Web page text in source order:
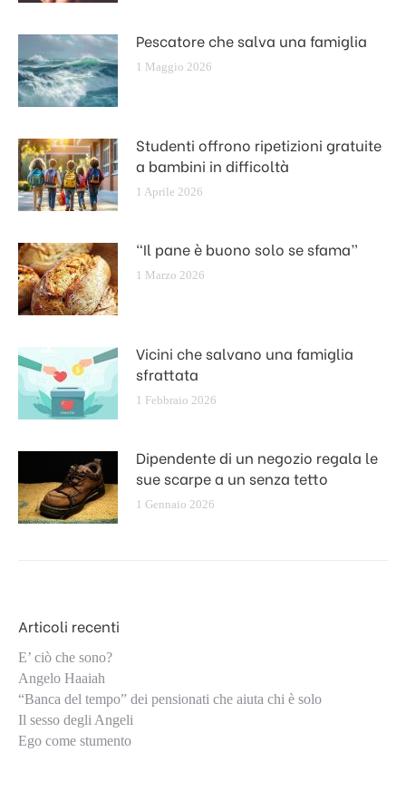
Pescatore che salva una famiglia
1 Maggio 2026
Studenti offrono ripetizioni gratuite
a bambini in difficoltà
1 Aprile 2026
“Il pane è buono solo se sfama”
1 Marzo 2026
Vicini che salvano una famiglia
sfrattata
1 Febbraio 2026
Dipendente di un negozio regala le
sue scarpe a un senza tetto
1 Gennaio 2026
Articoli recenti
E’ ciò che sono?
Angelo Haaiah
“Banca del tempo” dei pensionati che aiuta chi è solo
Il sesso degli Angeli
Ego come stumento